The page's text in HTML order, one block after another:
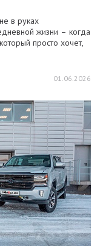
в руках
жизни – когда
просто хочет,
01.06.2026